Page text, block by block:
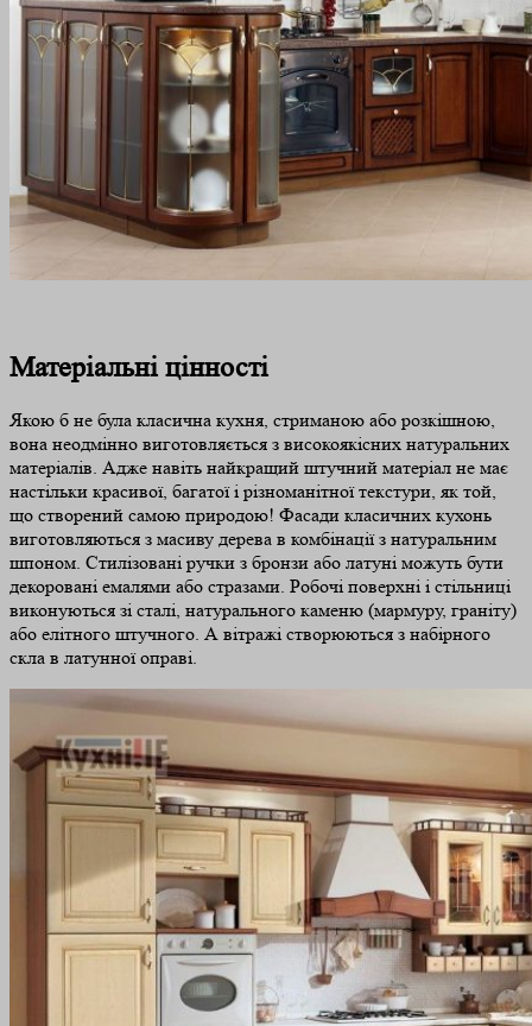
Матеріальні цінності
Якою б не була класична кухня, стриманою або розкішною,
вона неодмінно виготовляється з високоякісних натуральних
матеріалів. Адже навіть найкращий штучний матеріал не має
настільки красивої, багатої і різноманітної текстури, як той,
що створений самою природою! Фасади класичних кухонь
виготовляються з масиву дерева в комбінації з натуральним
шпоном. Стилізовані ручки з бронзи або латуні можуть бути
декоровані емалями або стразами. Робочі поверхні і стільниці
виконуються зі сталі, натурального каменю (мармуру, граніту)
або елітного штучного. А вітражі створюються з набірного
скла в латунної оправі.